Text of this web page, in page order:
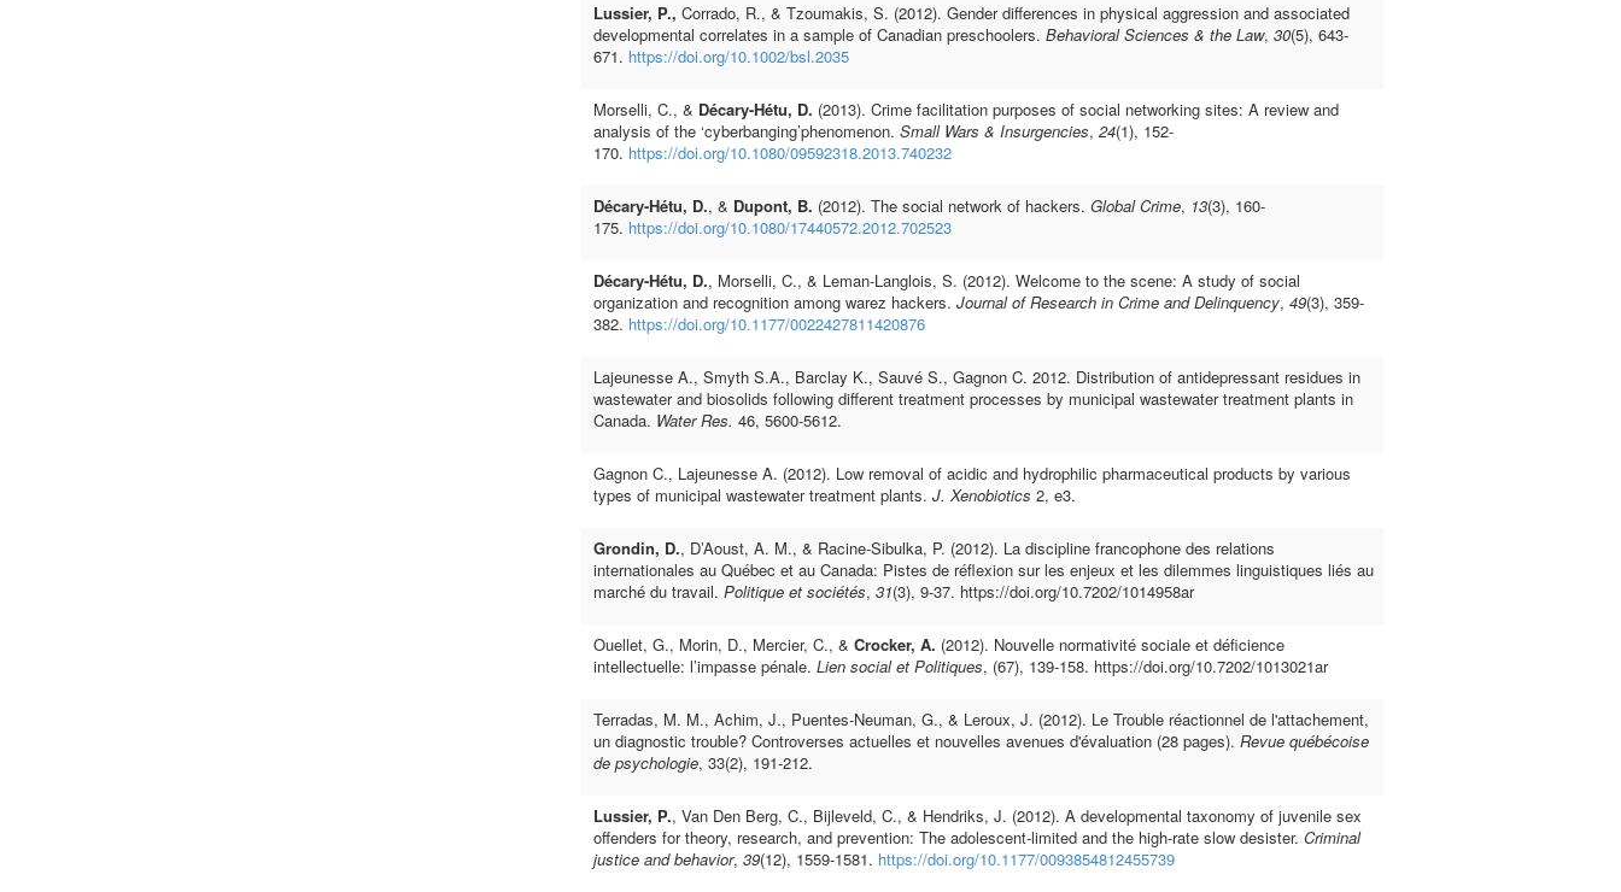
Lussier, P., Corrado, R., & Tzoumakis, S. (2012). Gender differences in physical aggression and associated
developmental correlates in a sample of Canadian preschoolers. Behavioral Sciences & the Law, 30(5), 643-
671. https://doi.org/10.1002/bsl.2035
Morselli, C., & Décary-Hétu, D. (2013). Crime facilitation purposes of social networking sites: A review and
analysis of the ‘cyberbanging’phenomenon. Small Wars & Insurgencies, 24(1), 152-
170. https://doi.org/10.1080/09592318.2013.740232
Décary-Hétu, D., & Dupont, B. (2012). The social network of hackers. Global Crime, 13(3), 160-
175. https://doi.org/10.1080/17440572.2012.702523
Décary-Hétu, D., Morselli, C., & Leman-Langlois, S. (2012). Welcome to the scene: A study of social
organization and recognition among warez hackers. Journal of Research in Crime and Delinquency, 49(3), 359-
382. https://doi.org/10.1177/0022427811420876
Lajeunesse A., Smyth S.A., Barclay K., Sauvé S., Gagnon C. 2012. Distribution of antidepressant residues in
wastewater and biosolids following different treatment processes by municipal wastewater treatment plants in
Canada. Water Res. 46, 5600-5612.
Gagnon C., Lajeunesse A. (2012). Low removal of acidic and hydrophilic pharmaceutical products by various
types of municipal wastewater treatment plants. J. Xenobiotics 2, e3.
Grondin, D., D’Aoust, A. M., & Racine-Sibulka, P. (2012). La discipline francophone des relations
internationales au Québec et au Canada: Pistes de réflexion sur les enjeux et les dilemmes linguistiques liés au
marché du travail. Politique et sociétés, 31(3), 9-37. https://doi.org/10.7202/1014958ar
Ouellet, G., Morin, D., Mercier, C., & Crocker, A. (2012). Nouvelle normativité sociale et déficience
intellectuelle: l’impasse pénale. Lien social et Politiques, (67), 139-158. https://doi.org/10.7202/1013021ar
Terradas, M. M., Achim, J., Puentes-Neuman, G., & Leroux, J. (2012). Le Trouble réactionnel de l'attachement,
un diagnostic trouble? Controverses actuelles et nouvelles avenues d'évaluation (28 pages). Revue québécoise
de psychologie, 33(2), 191-212.
Lussier, P., Van Den Berg, C., Bijleveld, C., & Hendriks, J. (2012). A developmental taxonomy of juvenile sex
offenders for theory, research, and prevention: The adolescent-limited and the high-rate slow desister. Criminal
justice and behavior, 39(12), 1559-1581. https://doi.org/10.1177/0093854812455739